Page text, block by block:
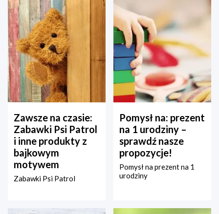
Zawsze na czasie:
Zabawki Psi Patrol
i inne produkty z
bajkowym
motywem
Zabawki Psi Patrol
Pomysł na: prezent
na 1 urodziny –
sprawdź nasze
propozycje!
Pomysł na prezent na 1
urodziny